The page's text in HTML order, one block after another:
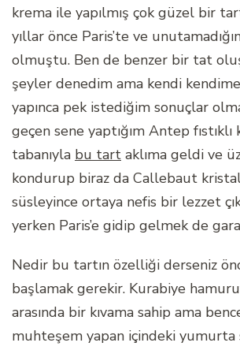
krema ile yapılmış çok güzel bir
yıllar önce Paris’te ve
olmuştu. Ben de benzer bir tat
şeyler denedim ama kendi
yapınca pek istediğim sonuçlar
geçen sene yaptığım Antep fıstıklı
tabanıyla bu tart aklıma geldi ve
kondurup biraz da Callebaut
süsleyince ortaya nefis bir lezzet
yerken Paris’e gidip gelmek de
Nedir bu tartın özelliği derseniz
başlamak gerekir. Kurabiye
arasında bir kıvama sahip ama
muhteşem yapan içindeki yumurta